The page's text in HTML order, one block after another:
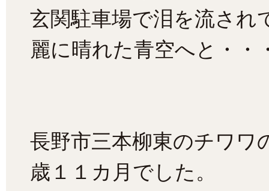
玄関駐車場で泪を流され
麗に晴れた青空へと・・
長野市三本柳東のチワワ
歳１１カ月でした。